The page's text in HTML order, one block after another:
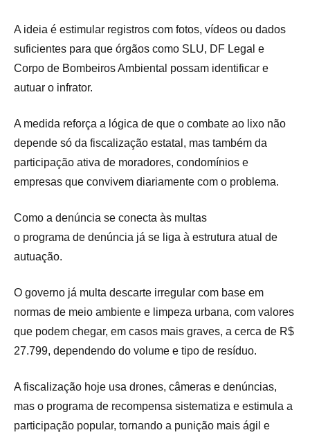
A ideia é estimular registros com fotos, vídeos ou dados
suficientes para que órgãos como SLU, DF Legal e
Corpo de Bombeiros Ambiental possam identificar e
autuar o infrator.
A medida reforça a lógica de que o combate ao lixo não
depende só da fiscalização estatal, mas também da
participação ativa de moradores, condomínios e
empresas que convivem diariamente com o problema.
Como a denúncia se conecta às multas
o programa de denúncia já se liga à estrutura atual de
autuação.
O governo já multa descarte irregular com base em
normas de meio ambiente e limpeza urbana, com valores
que podem chegar, em casos mais graves, a cerca de R$
27.799, dependendo do volume e tipo de resíduo.
A fiscalização hoje usa drones, câmeras e denúncias,
mas o programa de recompensa sistematiza e estimula a
participação popular, tornando a punição mais ágil e